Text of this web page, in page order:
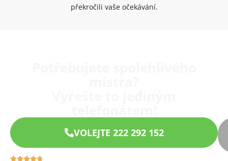
překročili vaše očekávání.
VOLEJTE 222 292 152